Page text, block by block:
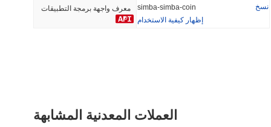
3.57% -0.42%
معرف واجهة برمجة التطبيقات simba-simba-coin
نسخ
إظهار كيفية الاستخدام
العملات المعدنية المشابهة